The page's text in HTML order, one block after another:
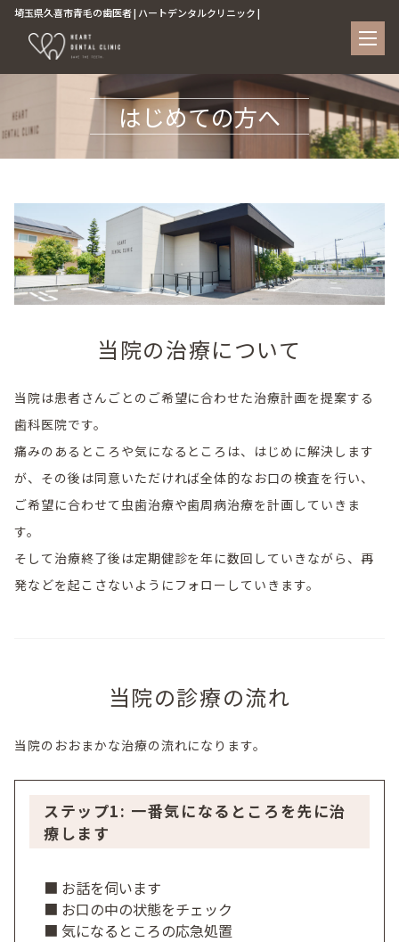
埼玉県久喜市青毛の歯医者 | ハートデンタルクリニック |
はじめての方へ
当院の治療について
当院は患者さんごとのご希望に合わせた治療計画を提案する
歯科医院です。
痛みのあるところや気になるところは、はじめに解決します
が、その後は同意いただければ全体的なお口の検査を行い、
ご希望に合わせて虫歯治療や歯周病治療を計画していきま
す。
そして治療終了後は定期健診を年に数回していきながら、再
発などを起こさないようにフォローしていきます。
当院の診療の流れ
当院のおおまかな治療の流れになります。
ステップ1: 一番気になるところを先に治
療します
■ お話を伺います
■ お口の中の状態をチェック
■ 気になるところの応急処置